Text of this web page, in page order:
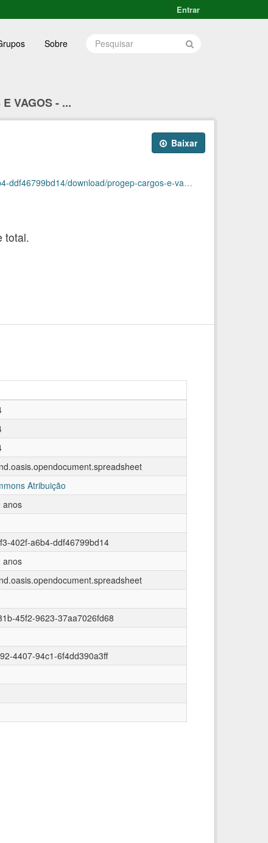
Entrar
Sobre
VAGOS - ...
Baixar
download/progep-cargos-e-vagas-marco2024.ods
total.
Atribuição
anos
402f-a6b4-ddf46799bd14
anos
45f2-9623-37aa7026fd68
4407-94c1-6f4dd390a3ff